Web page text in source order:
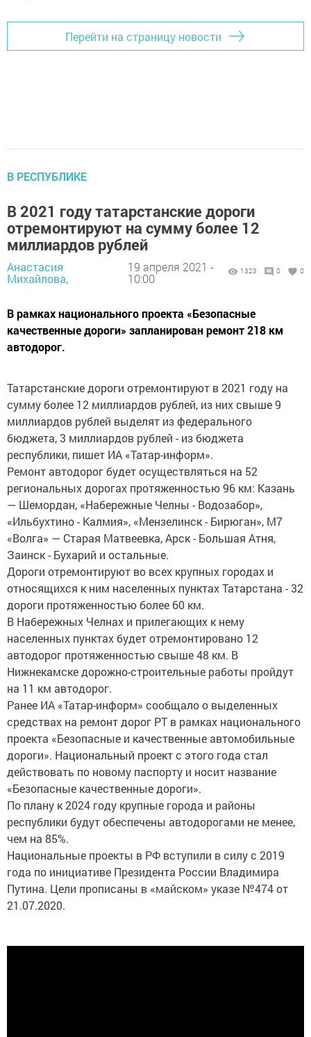
Перейти на страницу новости
В РЕСПУБЛИКЕ
В 2021 году татарстанские дороги
отремонтируют на сумму более 12
миллиардов рублей​
Анастасия
Михайлова,
19 апреля 2021 -
10:00
1323 0 0
В рамках национального проекта «Безопасные
качественные дороги» запланирован ремонт 218 км
автодорог.
Татарстанские дороги отремонтируют в 2021 году на
сумму более 12 миллиардов рублей, из них свыше 9
миллиардов рублей выделят из федерального
бюджета, 3 миллиардов рублей - из бюджета
республики, пишет ИА «Татар-информ».
Ремонт автодорог будет осуществляться на 52
региональных дорогах протяженностью 96 км: Казань
— Шемордан, «Набережные Челны - Водозабор»,
«Ильбухтино - Калмия», «Мензелинск - Бирюган», М7
«Волга» — Старая Матвеевка, Арск - Большая Атня,
Заинск - Бухарий и остальные.​
Дороги отремонтируют во всех крупных городах и
относящихся к ним населенных пунктах Татарстана - 32
дороги протяженностью более 60 км.​
В Набережных Челнах и прилегающих к нему
населенных пунктах будет отремонтировано 12
автодорог протяженностью свыше 48 км.​ В
Нижнекамске дорожно-строительные работы пройдут
на 11 км автодорог.​ ​
Ранее ИА «Татар-информ» сообщало о выделенных
средствах на ремонт дорог РТ в рамках национального
проекта «Безопасные и качественные автомобильные
дороги». Национальный проект с этого года стал​
действовать по новому паспорту и носит название
«Безопасные качественные дороги».
По плану к 2024 году крупные города и районы
республики будут обеспечены автодорогами не менее,
чем на 85%.​
Национальные проекты в РФ вступили в силу с 2019
года по инициативе Президента России Владимира
Путина. Цели прописаны в «майском» указе №474 от
21.07.2020.